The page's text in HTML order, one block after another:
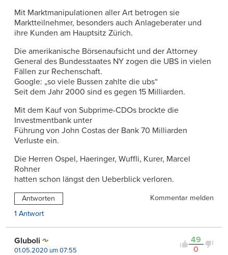
Mit Marktmanipulationen aller Art betrogen sie
Marktteilnehmer, besonders auch Anlageberater und
ihre Kunden am Hauptsitz Zürich.
Die amerikanische Börsenaufsicht und der Attorney
General des Bundesstaates NY zogen die UBS in vielen
Fällen zur Rechenschaft.
Google: „so viele Bussen zahlte die ubs“
Seit dem Jahr 2000 sind es gegen 15 Milliarden.
Mit dem Kauf von Subprime-CDOs brockte die
Investmentbank unter
Führung von John Costas der Bank 70 Milliarden
Verluste ein.
Die Herren Ospel, Haeringer, Wuffli, Kurer, Marcel
Rohner
hatten schon längst den Ueberblick verloren.
Antworten
Kommentar melden
1 Antwort
49
0
Gluboli
01.05.2020 um 07:55